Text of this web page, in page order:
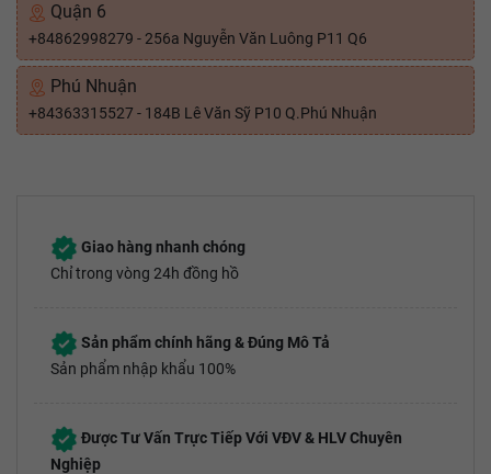
Quận 6
+84862998279 - 256a Nguyễn Văn Luông P11 Q6
Phú Nhuận
+84363315527 - 184B Lê Văn Sỹ P10 Q.Phú Nhuận
Giao hàng nhanh chóng
Chỉ trong vòng 24h đồng hồ
Sản phẩm chính hãng & Đúng Mô Tả
Sản phẩm nhập khẩu 100%
Được Tư Vấn Trực Tiếp Với VĐV & HLV Chuyên
Nghiệp